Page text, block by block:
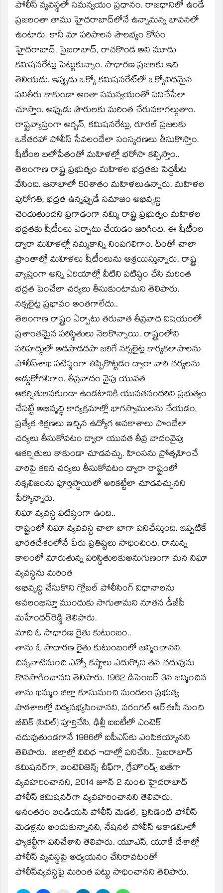
పోలీస్‌ వ్యవస్థలో సమన్వయం ప్రధానం. రాజధానిలో ఉండే
ప్రజలంతా తాము హైదరాబాద్‌లోనే ఉన్నామన్న భావనలో
ఉంటారు. కానీ మా పరిపాలన సౌలభ్యం కోసం
హైదరాబాద్‌, సైబరాబాద్‌, రాచకొండ అని మూడు
కమిషనరేట్లు పెట్టుకున్నాం. సాధారణ ప్రజలకు ఇది
తెలియదు. ఇప్పుడు ఒక్కో కమిషనరేట్‌లో ఒక్కోవిధమైన
పనితీరు కాకుండా అంతా సమన్వయంతో పనిచేసేలా
చూస్తాం. అప్పుడు పౌరులకు మరింత చేరువకాగల్గుతాం.
రాష్ట్రవ్యాప్తంగా అర్బన్‌, కమిషనరేట్లు, రూరల్‌ ప్రజలకు
ఒకేతరహా పోలీస్‌ సేవలందేలా సంస్కరణలు తీసుకొస్తాం.
షీటీంల బలోపేతంతో మహిళల్లో భరోసా కల్పిస్తాం..
తెలంగాణ రాష్ట్ర ప్రభుత్వం మహిళల భద్రతకు పెద్దపీట
వేసింది. జనాభాలో 50శాతం మహిళలుఉన్నారు. మహిళల
పురోగతి, భద్రత ఉన్నప్పుడే సమాజం అభివృద్ధి
చెందుతుందని ప్రగాఢంగా నమ్మి రాష్ట్ర ప్రభుత్వం మహిళల
భద్రతకు షీటీంలు ఏర్పాటు చేయడం జరిగింది. ఈ షీటీంల
ద్వారా మహిళల్లో నమ్మకాన్ని నింపగలిగాం. దీంతో చాలా
ప్రాంతాల్లో మహిళలు షీటీంలును ఆశ్రయిస్తున్నారు. రాష్ట్ర
వ్యాప్తంగా అన్ని ఏరియాల్లో వీటిని పటిష్ఠం చేసి మరింత
భద్రత పెంచేలా చర్యలు తీసుకుంటామని తెలిపారు.
నక్సలైట్ల ప్రభావం అంతగాలేదు..
తెలంగాణ రాష్ట్రం ఏర్పాటు తరువాత తీవ్రవాద విషయంలో
ప్రశాంతమైన పరిస్థితులు నెలకొన్నాయి. రాష్ట్రంలోని
సరిహద్దులో అడపాడదపా జరిగే నక్సలైట్ల కార్యకలాపాలను
పోలీస్‌శాఖ పటిష్ఠంగా తిప్పికొట్టడం ద్వారా వారి చర్యలను
అడ్డుకోగలిగాం. తీవ్రవాదం వైపు యువత
ఆకర్షితులవకుండా ఉండటానికి యువతనందరిని ప్రభుత్వం
చేపట్టే అభివృద్ధి కార్యక్రమాల్లో భాగస్వాములను చేయడం,
ప్రత్యేక శిక్షణలు ఇచ్చిన ఉద్యోగ అవకాశాలు పొందేలా
చర్యలు తీసుకోవటం ద్వారా యువత తీవ్ర వాదంవైపు
ఆకర్షితులు కాకుండా చూడవచ్చు. హింసను ప్రోత్సహించే
వారిపై కఠిన చర్యలు తీసుకోవటం ద్వారా రాష్ట్రంలో
నక్సలిజంను పూర్తిస్థాయిలో అరికట్టేలా చూడవచ్చునని
పేర్కొన్నారు.
నిఘా వ్యవస్థ పటిష్ఠంగా ఉంది..
రాష్ట్రంలో నిఘా వ్యవవస్థ చాలా బాగా పనిచేస్తుంది. ఇప్పటికే
భారతదేశంలోనే పేరు ప్రతిష్టలు సాధించింది. రానున్న
కాలంలో మారుతున్న పరిస్థితులకుఅనుగుణంగా మన నిఘా
వ్యవస్థను మరింత
అభివృద్ధి చేసుకొని గ్లోబల్‌ పోలీసింగ్‌ విధానాలను
అవలంభిస్తూ ముందుకు సాగుతామని నూతన డీజీపీ
మహేందర్‌రెడ్డి తెలిపారు.
మాది ఓ సాధారణ రైతు కుటుంబం..
తాను ఓ సాధారణ రైతు కుటుంబంలో జన్మించానని,
చిన్ననాటినుంచి ఎన్నో కష్టాలు ఎదుర్కొని తన చదువును
కొనసాగించానని తెలిపారు. 1962 డిసెంబర్‌ 3న జన్మించిన
తాను ఖమ్మం జిల్లా కూసుమంచి మండలం ప్రభుత్వ
పాఠశాలల్లో విద్యనభ్యసించానని, వరంగల్‌ ఆర్‌ఈసీ నుంచి
బీటెక్‌ (సివిల్‌) పూర్తిచేసి, ఢిల్లీ ఐఐటీలో ఎంటెక్‌
చదువుతుండగానే 1986లో ఐపీఎస్‌కు ఎంపికయ్యానని
తెలిపారు. జిల్లాల్లో వివిధ ¬దాల్లో పనిచేసి.. సైబరాబాద్‌
కమిషనర్‌గా, ఇంటెలిజెన్స్‌ చీఫ్‌గా, గ్రేహౌండ్స్‌ ఐజీగా
వ్యవహరించానని, 2014 జూన్‌ 2 నుంచి హైదరాబాద్‌
పోలీస్‌ కమిషనర్‌గా వ్యవహరించానని తెలిపారు.
అనంతరం ఇండియన్‌ పోలీస్‌ మెడల్‌, ప్రెసిడెంట్‌ పోలీస్‌
మెడళ్లను అందుకున్నానని, నేషనల్‌ పోలీస్‌ అకాడవిూలో
ఫ్యాకల్టీగా పనిచేశాని తెలిపారు. యూఎస్‌, యూకే దేశాల్లో
పోలీస్‌ వ్యవస్థపై అధ్యయనం చేసిరావటంతో
పోలీస్‌వ్యవస్థపై మరింత పట్టు సాధించానని తెలిపారు.